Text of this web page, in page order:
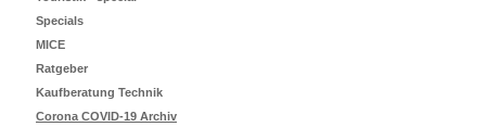
Specials
MICE
Ratgeber
Kaufberatung Technik
Corona COVID-19 Archiv